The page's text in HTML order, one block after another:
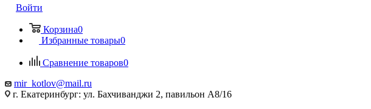
Войти
Корзина0
Избранные товары0
Сравнение товаров0
mir_kotlov@mail.ru
г. Екатеринбург: ул. Бахчиванджи 2, павильон А8/16